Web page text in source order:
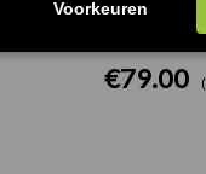
Step Nardi
€79.00